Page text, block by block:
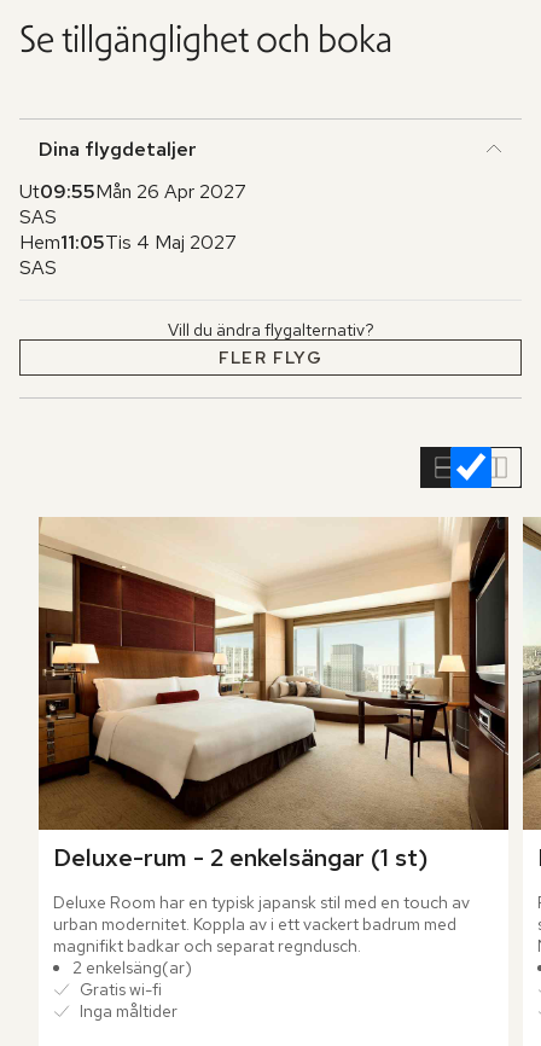
Se tillgänglighet och boka
Dina flygdetaljer
Ut09:55Mån 26 Apr 2027
SAS
Hem11:05Tis 4 Maj 2027
SAS
Vill du ändra flygalternativ?
FLER FLYG
Deluxe-rum - 2 enkelsängar (1 st)
Deluxe Room har en typisk japansk stil med en touch av
urban modernitet. Koppla av i ett vackert badrum med
magnifikt badkar och separat regndusch.
2 enkelsäng(ar)
Gratis wi-fi
Inga måltider